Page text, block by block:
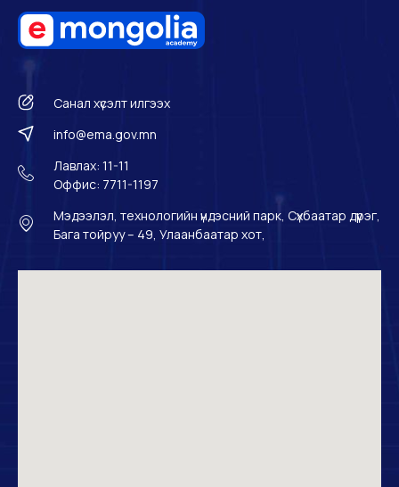
Санал хүсэлт илгээх
info@ema.gov.mn
Лавлах: 11-11
Оффис: 7711-1197
Мэдээлэл, технологийн үндэсний парк, Сүхбаатар дүүрэг,
Бага тойруу – 49, Улаанбаатар хот,